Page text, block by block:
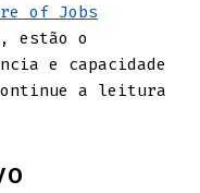
of Jobs
estão o
e capacidade
a leitura